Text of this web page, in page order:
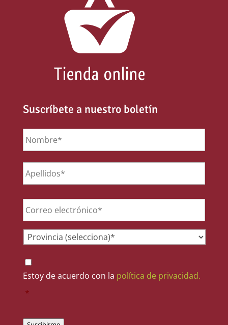
Suscríbete a nuestro boletín
Nombre *
Email *
Provincia *
Consentimiento
Estoy de acuerdo con la política de privacidad.
*